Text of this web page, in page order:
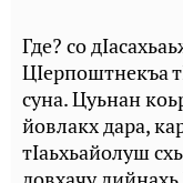
Где? со
ЦIерпоштнекъа
суна. Цуьнан
йовлакх дара,
тIаьхьайолуш